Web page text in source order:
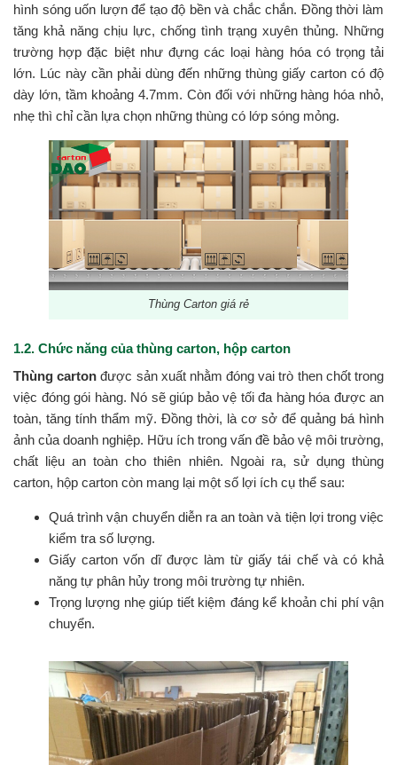
hình sóng uốn lượn để tạo độ bền và chắc chắn. Đồng thời làm
tăng khả năng chịu lực, chống tình trạng xuyên thủng. Những
trường hợp đặc biệt như đựng các loại hàng hóa có trọng tải
lớn. Lúc này cần phải dùng đến những thùng giấy carton có độ
dày lớn, tầm khoảng 4.7mm. Còn đối với những hàng hóa nhỏ,
nhẹ thì chỉ cần lựa chọn những thùng có lớp sóng mỏng.
Thùng Carton giá rẻ
1.2. Chức năng của thùng carton, hộp carton
Thùng carton được sản xuất nhằm đóng vai trò then chốt trong
việc đóng gói hàng. Nó sẽ giúp bảo vệ tối đa hàng hóa được an
toàn, tăng tính thẩm mỹ. Đồng thời, là cơ sở để quảng bá hình
ảnh của doanh nghiệp. Hữu ích trong vấn đề bảo vệ môi trường,
chất liệu an toàn cho thiên nhiên. Ngoài ra, sử dụng thùng
carton, hộp carton còn mang lại một số lợi ích cụ thể sau:
Quá trình vận chuyển diễn ra an toàn và tiện lợi trong việc
kiểm tra số lượng.
Giấy carton vốn dĩ được làm từ giấy tái chế và có khả
năng tự phân hủy trong môi trường tự nhiên.
Trọng lượng nhẹ giúp tiết kiệm đáng kể khoản chi phí vận
chuyển.